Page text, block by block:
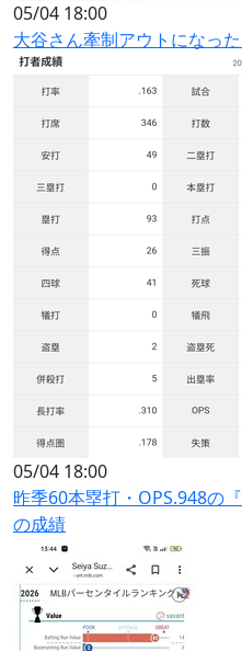
05/04 18:00
大谷さん牽制アウトになっ
05/04 18:00
昨季60本塁打・OPS.948の
の成績